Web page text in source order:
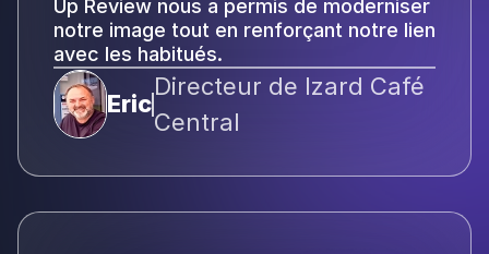
Up Review nous a permis de moderniser
notre image tout en renforçant notre lien
avec les habitués.
Eric
Directeur de Izard Café
Central